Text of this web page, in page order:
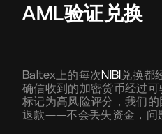
AML验证兑换
Baltex上的每次NIBI 兑换都
确信收到的加密货币经过
标记为高风险评分，我们
退款——不会丢失资金，问